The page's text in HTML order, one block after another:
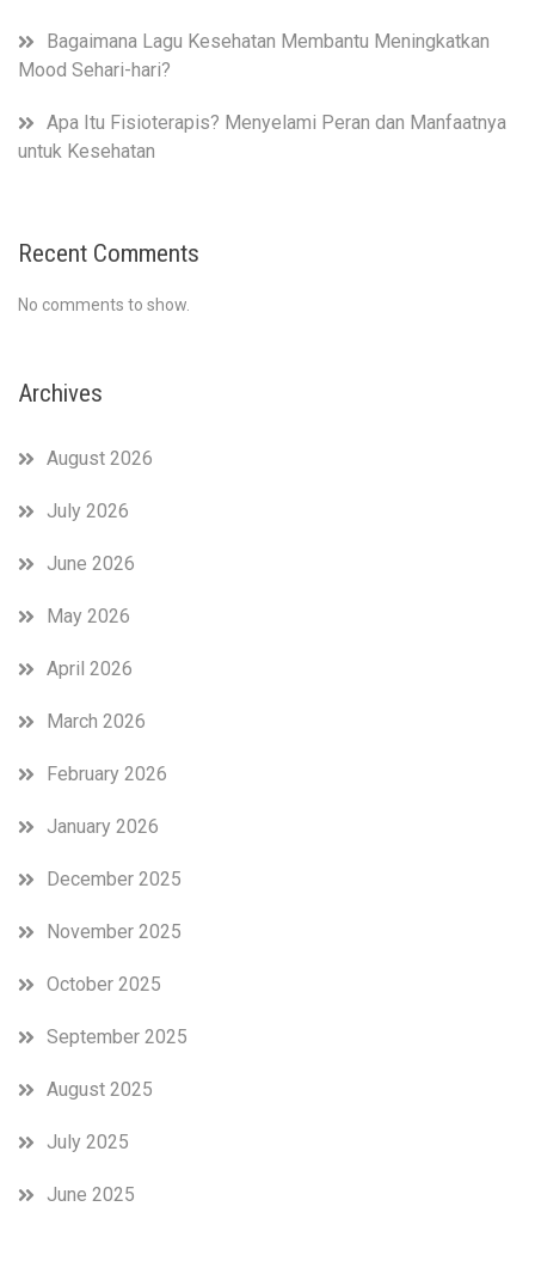
Bagaimana Lagu Kesehatan Membantu Meningkatkan
Mood Sehari-hari?
Apa Itu Fisioterapis? Menyelami Peran dan Manfaatnya
untuk Kesehatan
Recent Comments
No comments to show.
Archives
August 2026
July 2026
June 2026
May 2026
April 2026
March 2026
February 2026
January 2026
December 2025
November 2025
October 2025
September 2025
August 2025
July 2025
June 2025